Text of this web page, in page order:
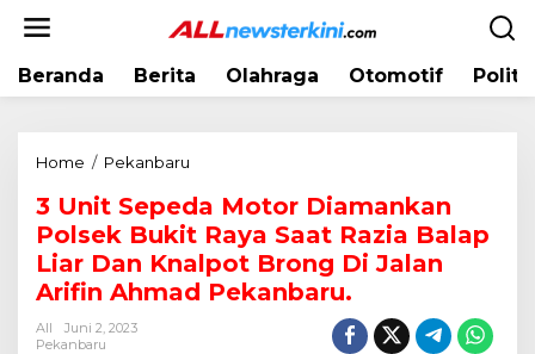
Beranda Berita Olahraga Otomotif
Home / Pekanbaru
n
i
t
S
e
3 Unit Sepeda Motor Diamankan
Polsek Bukit Raya Saat Razia Balap
Liar Dan Knalpot Brong Di Jalan
Arifin Ahmad Pekanbaru.
All
Juni 2, 2023
Pekanbaru